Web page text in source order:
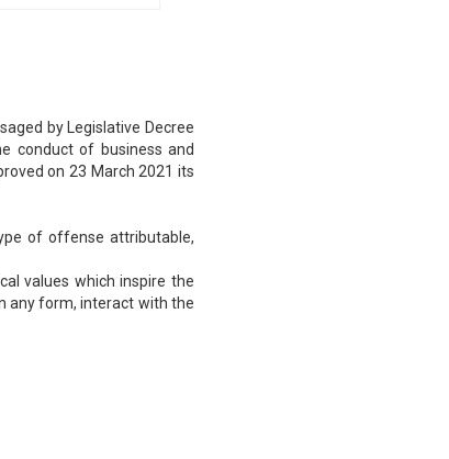
by Legislative Decree
conduct of business and
on 23 March 2021 its
of offense attributable,
values ​​which inspire the
any form, interact with the